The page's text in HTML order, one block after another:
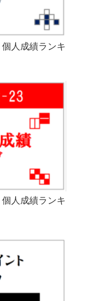
人成績ランキ
人成績ランキ